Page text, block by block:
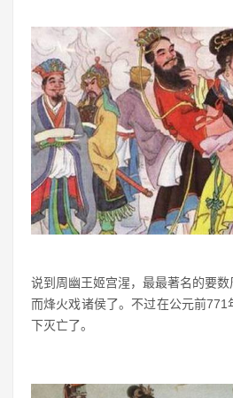
说到周幽王姬宫湦，最最著名的要数
而烽火戏诸侯了。不过在公元前771
下灭亡了。